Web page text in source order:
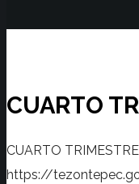
CUARTO
CUARTO
https://